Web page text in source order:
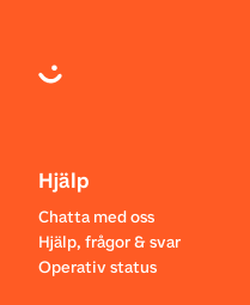
Hjälp
Chatta med oss
Hjälp, frågor & svar
Operativ status